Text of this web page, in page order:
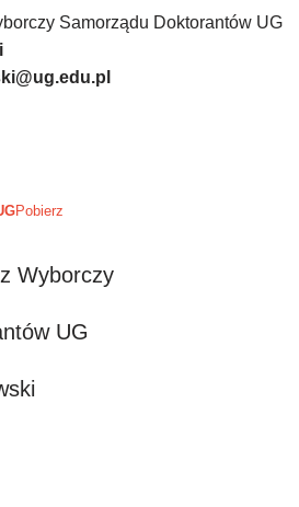
Samorządu Doktorantów UG
Pobierz
Wyborczy
UG